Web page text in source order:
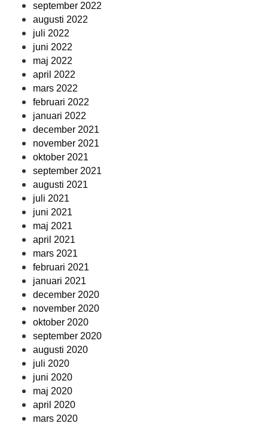
september 2022
augusti 2022
juli 2022
juni 2022
maj 2022
april 2022
mars 2022
februari 2022
januari 2022
december 2021
november 2021
oktober 2021
september 2021
augusti 2021
juli 2021
juni 2021
maj 2021
april 2021
mars 2021
februari 2021
januari 2021
december 2020
november 2020
oktober 2020
september 2020
augusti 2020
juli 2020
juni 2020
maj 2020
april 2020
mars 2020